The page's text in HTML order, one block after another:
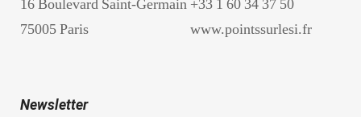
16 Boulevard Saint-Germain
75005 Paris
+33 1 60 34 37 50
www.pointssurlesi.fr
Newsletter